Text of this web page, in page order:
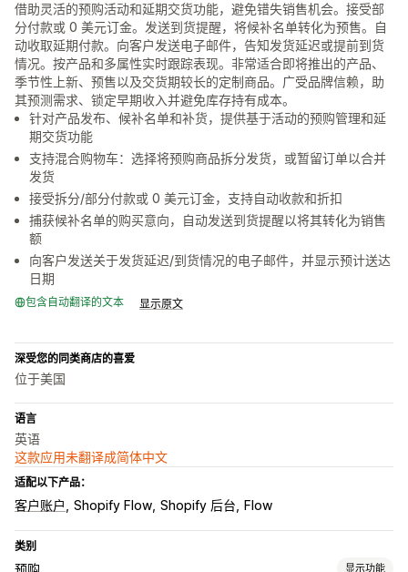
借助灵活的预购活动和延期交货功能，避免错失销售机会。接受部
分付款或 0 美元订金。发送到货提醒，将候补名单转化为预售。自
动收取延期付款。向客户发送电子邮件，告知发货延迟或提前到货
情况。按产品和多属性实时跟踪表现。非常适合即将推出的产品、
季节性上新、预售以及交货期较长的定制商品。广受品牌信赖，助
其预测需求、锁定早期收入并避免库存持有成本。
针对产品发布、候补名单和补货，提供基于活动的预购管理和延
期交货功能
支持混合购物车：选择将预购商品拆分发货，或暂留订单以合并
发货
接受拆分/部分付款或 0 美元订金，支持自动收款和折扣
捕获候补名单的购买意向，自动发送到货提醒以将其转化为销售
额
向客户发送关于发货延迟/到货情况的电子邮件，并显示预计送达
日期
包含自动翻译的文本 显示原文
深受您的同类商店的喜爱
位于美国
语言
英语
这款应用未翻译成简体中文
适配以下产品：
客户账户 Shopify Flow Shopify 后台 Flow
类别
显示功能